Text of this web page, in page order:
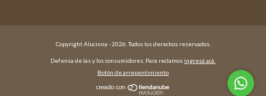
Copyright Alucinna - 2026. Todos los derechos reservados.
Defensa de las y los consumidores. Para reclamosingresá acá.
Botón de arrepentimiento